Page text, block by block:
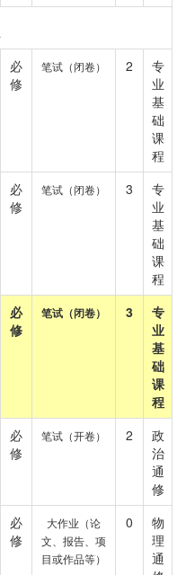
必
修
笔试（闭卷） 2
专
业
基
础
课
程
必
修
笔试（闭卷） 3
专
业
基
础
课
程
必
修
笔试（闭卷） 3
专
业
基
础
课
程
必
修
笔试（开卷） 2
政
治
通
修
必
修
大作业（论
文、报告、项
目或作品等）
0
物
理
通